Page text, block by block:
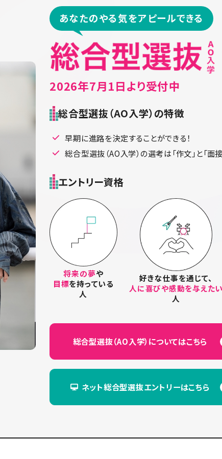
あなたのやる気をアピールできる
2026年7月1日より受付中
総合型選抜（AO入学）の特徴
早期に進路を決定することができる！
総合型選抜（AO入学）の選考は「作文」と「面
エントリー資格
将来の夢や
目標を持っている
人
好きな仕事を通じて、
人に喜びや感動を与えた
人
総合型選抜（AO入学）についてはこちら
ネット総合型選抜エントリーはこちら